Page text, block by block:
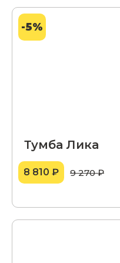
-5%
Тумба Лика
8 810 ₽ 9 270 ₽